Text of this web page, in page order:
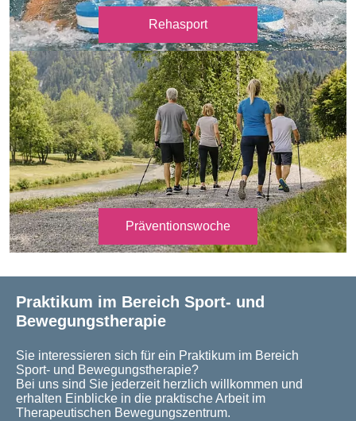
Rehasport
Präventionswoche
Praktikum im Bereich Sport- und
Bewegungstherapie
Sie interessieren sich für ein Praktikum im Bereich
Sport- und Bewegungstherapie?
Bei uns sind Sie jederzeit herzlich willkommen und
erhalten Einblicke in die praktische Arbeit im
Therapeutischen Bewegungszentrum.